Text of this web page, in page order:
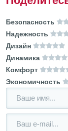
Безопасность
Надежность
Дизайн
Динамика
Комфорт
Экономичность